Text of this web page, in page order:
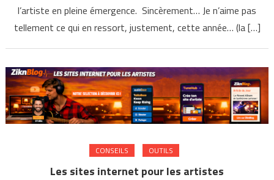
l’artiste en pleine émergence. Sincèrement… Je n’aime pas
tellement ce qui en ressort, justement, cette année… (la […]
CONSEILS OUTILS
Les sites internet pour les artistes